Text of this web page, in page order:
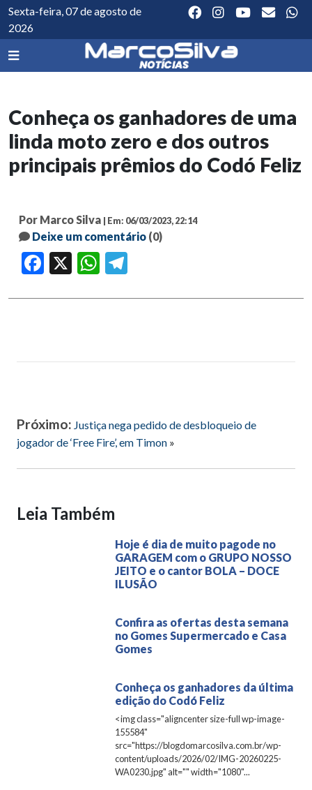
Sexta-feira, 07 de agosto de
2026
Conheça os ganhadores de uma
linda moto zero e dos outros
principais prêmios do Codó Feliz
Por Marco Silva | Em: 06/03/2023, 22:14
Deixe um comentário (0)
Facebook WhatsApp
Próximo: Justiça nega pedido de desbloqueio de
jogador de ‘Free Fire’, em Timon »
Leia Também
Hoje é dia de muito pagode no
GARAGEM com o GRUPO NOSSO
JEITO e o cantor BOLA – DOCE
ILUSÃO
Confira as ofertas desta semana
no Gomes Supermercado e Casa
Gomes
Conheça os ganhadores da última
edição do Codó Feliz
<img class="aligncenter size-full wp-image-
155584"
src="https://blogdomarcosilva.com.br/wp-
content/uploads/2026/02/IMG-20260225-
WA0230.jpg" alt="" width="1080"...